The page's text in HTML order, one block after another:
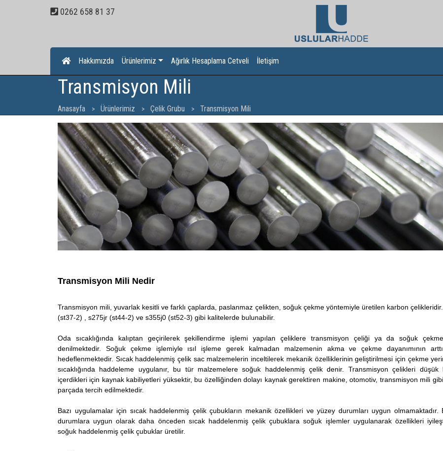
0262 658 81 37
Hakkımızda Ürünlerimiz Ağırlık Hesaplama Cetveli İletişim
Transmisyon Mili
Anasayfa Ürünlerimiz Çelik Grubu Transmisyon Mili
Transmisyon Mili Nedir
Transmisyon mili, yuvarlak kesitli ve farklı çaplarda, paslanmaz çelikten, soğuk çekme yöntemiyle üretilen karbon
(st37-2) , s275jr (st44-2) ve s355j0 (st52-3) gibi kalitelerde bulunabilir.
Oda sıcaklığında kalıptan geçirilerek şekillendirme işlemi yapılan çeliklere transmisyon çeliği ya da soğuk
denilmektedir. Soğuk çekme işlemiyle ısıl işleme gerek kalmadan malzemenin akma ve çekme dayanımının
hedeflenmektedir. Sıcak haddelenmiş çelik sac malzemelerin inceltilerek mekanik özelliklerinin geliştirilmesi için çekme
sıcaklığında haddeleme uygulanır, bu tür malzemelere soğuk haddelenmiş çelik denir. Transmisyon çelikleri düşük
içerdikleri için kaynak kabiliyetleri yüksektir, bu özelliğinden dolayı kaynak gerektiren makine, otomotiv, transmisyon mili
parçada tercih edilmektedir.
Bazı uygulamalar için sıcak haddelenmiş çelik çubukların mekanik özellikleri ve yüzey durumları uygun olmamaktadır.
durumlara uygun olarak daha önceden sıcak haddelenmiş çelik çubuklara soğuk işlemler uygulanarak özellikleri
soğuk haddelenmiş çelik çubuklar üretilir.